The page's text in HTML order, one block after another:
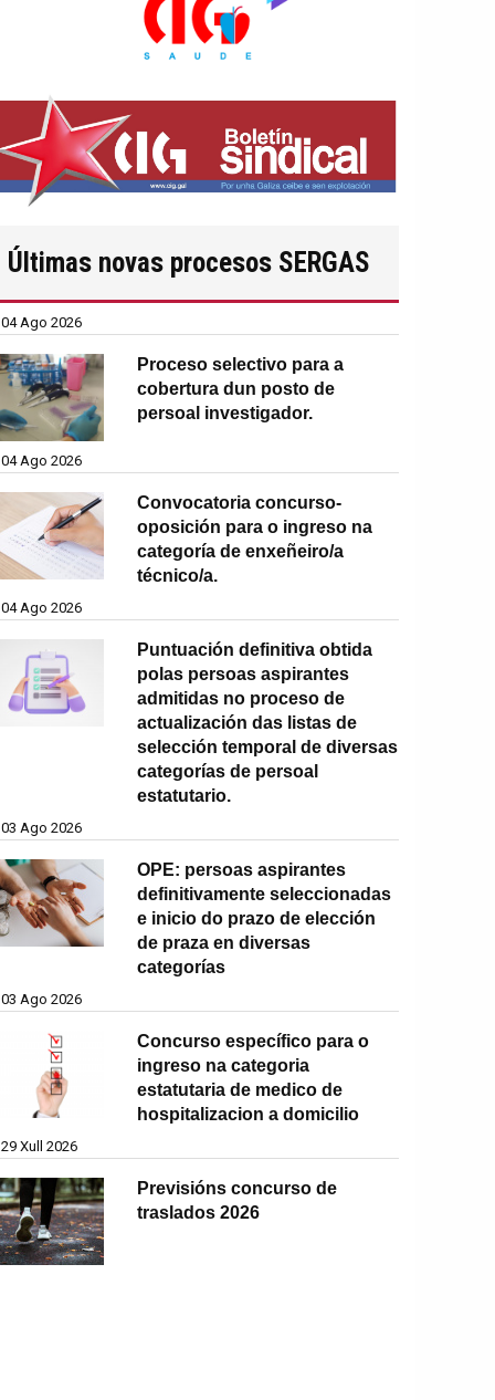
Últimas novas procesos SERGAS
04 Ago 2026
Proceso selectivo para a
cobertura dun posto de
persoal investigador.
04 Ago 2026
Convocatoria concurso-
oposición para o ingreso na
categoría de enxeñeiro/a
técnico/a.
04 Ago 2026
Puntuación definitiva obtida
polas persoas aspirantes
admitidas no proceso de
actualización das listas de
selección temporal de diversas
categorías de persoal
estatutario.
03 Ago 2026
OPE: persoas aspirantes
definitivamente seleccionadas
e inicio do prazo de elección
de praza en diversas
categorías
03 Ago 2026
Concurso específico para o
ingreso na categoria
estatutaria de medico de
hospitalizacion a domicilio
29 Xull 2026
Previsións concurso de
traslados 2026